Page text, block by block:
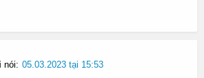
nói: 05.03.2023 tại 15:53